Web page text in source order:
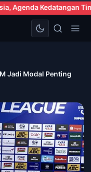
Tim Sepak Bola Italia
Jadi Modal Penting